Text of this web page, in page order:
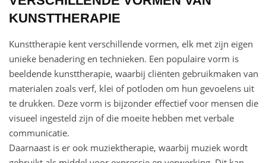
KUNSTTHERAPIE
Kunsttherapie kent verschillende vormen, elk met zijn eigen
unieke benadering en technieken. Een populaire vorm is
beeldende kunsttherapie, waarbij cliënten gebruikmaken van
materialen zoals verf, klei of potloden om hun gevoelens uit
te drukken. Deze vorm is bijzonder effectief voor mensen die
visueel ingesteld zijn of die moeite hebben met verbale
communicatie.
Daarnaast is er ook muziektherapie, waarbij muziek wordt